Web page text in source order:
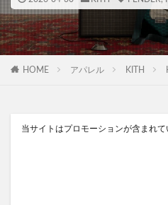
HOME アパレル KITH
当サイトはプロモーションが含まれて